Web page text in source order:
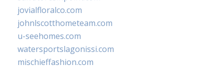
jovialfloralco.com
johnlscotthometeam.com
u-seehomes.com
watersportslagonissi.com
mischieffashion.com